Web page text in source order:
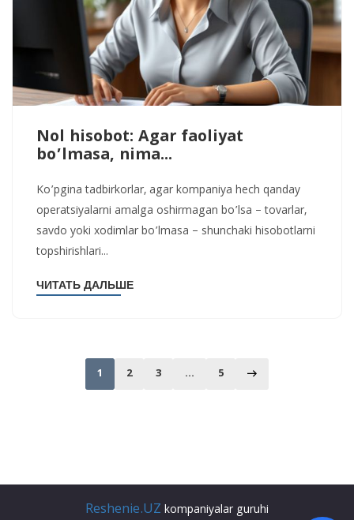
Nol hisobot: Agar faoliyat
bo’lmasa, nima...
Ko’pgina tadbirkorlar, agar kompaniya hech qanday
operatsiyalarni amalga oshirmagan bo’lsa – tovarlar,
savdo yoki xodimlar bo’lmasa – shunchaki hisobotlarni
topshirishlari...
ЧИТАТЬ ДАЛЬШЕ
1 2 3 … 5
Reshenie.UZ kompaniyalar guruhi